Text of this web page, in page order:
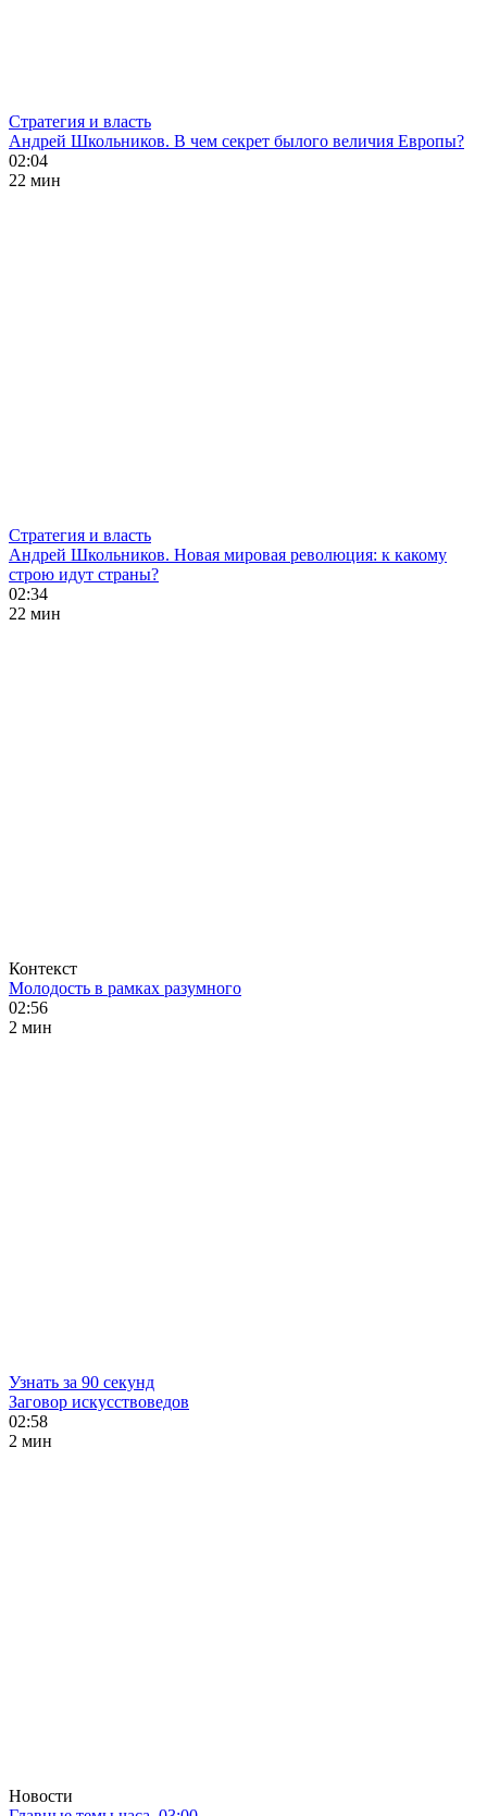
Стратегия и власть
Андрей Школьников. В чем секрет былого величия Европы?
02:04
22 мин
Стратегия и власть
Андрей Школьников. Новая мировая революция: к какому
строю идут страны?
02:34
22 мин
Контекст
Молодость в рамках разумного
02:56
2 мин
Узнать за 90 секунд
Заговор искусствоведов
02:58
2 мин
Новости